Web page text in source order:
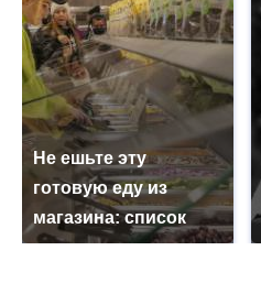
Не ешьте эту
готовую еду из
магазина: список